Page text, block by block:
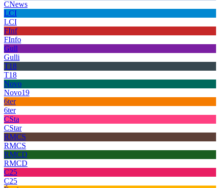
CNews
LCI
LCI
FInf
FInfo
Gull
Gulli
T18
T18
Novo
Novo19
6ter
6ter
CSta
CStar
RMCS
RMCS
RMCD
RMCD
C25
C25